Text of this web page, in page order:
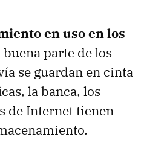
en uso en los
buena parte de los
se guardan en cinta
la banca, los
de Internet tienen